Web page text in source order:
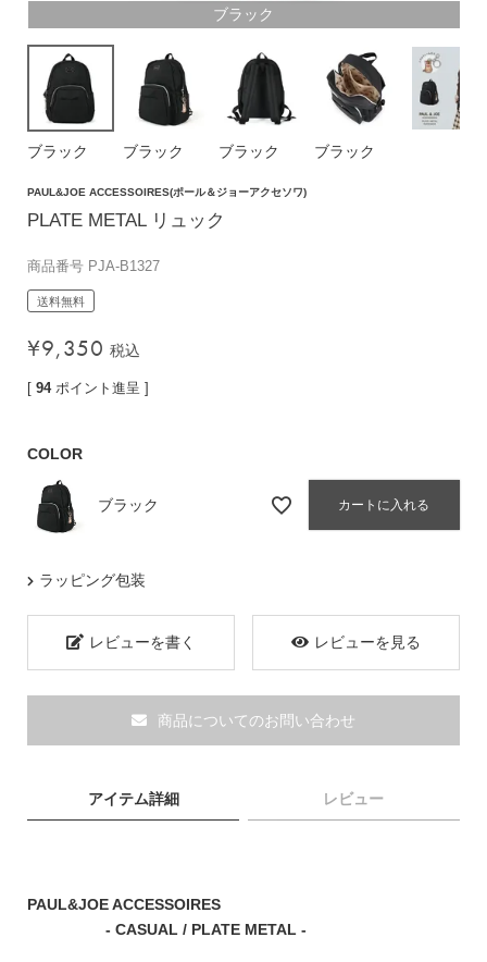
バッグ
ショルダーバッグ
トートバッグ
ハンドバッグ
リュック
ボストンバッグ
バッグその他
財布・小物
長財布
コインケース
トラベルウォレット
キーケース
ポーチ
スマホショルダー
ブラック
ブラック ブラック ブラック ブラック
PAUL&JOE ACCESSOIRES(ポール＆ジョーアクセソワ)
PLATE METAL リュック
商品番号 PJA-B1327
送料無料
¥9,350 税込
[ 94 ポイント進呈 ]
COLOR
ブラック カートに入れる
ラッピング包装
レビューを書く レビューを見る
商品についてのお問い合わせ
アイテム詳細 レビュー
PAUL&JOE ACCESSOIRES
- CASUAL / PLATE METAL -